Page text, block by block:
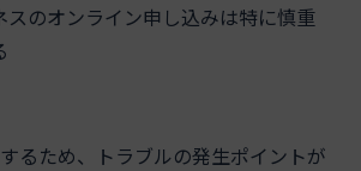
スのオンライン申し込みは特に慎重
るため、トラブルの発生ポイントが